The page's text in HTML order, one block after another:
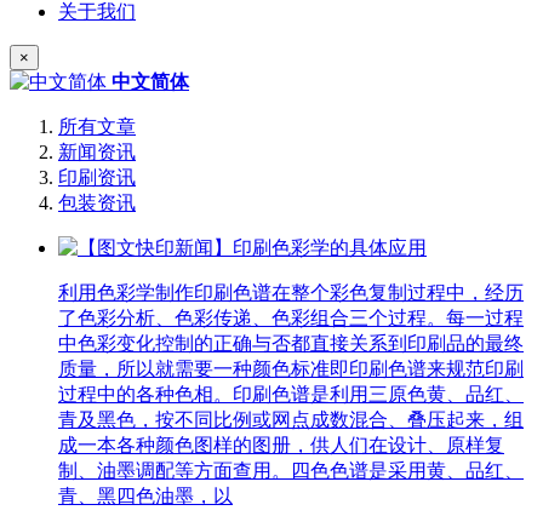
关于我们
×
中文简体
所有文章
新闻资讯
印刷资讯
包装资讯
利用色彩学制作印刷色谱在整个彩色复制过程中，经历
了色彩分析、色彩传递、色彩组合三个过程。每一过程
中色彩变化控制的正确与否都直接关系到印刷品的最终
质量，所以就需要一种颜色标准即印刷色谱来规范印刷
过程中的各种色相。印刷色谱是利用三原色黄、品红、
青及黑色，按不同比例或网点成数混合、叠压起来，组
成一本各种颜色图样的图册，供人们在设计、原样复
制、油墨调配等方面查用。四色色谱是采用黄、品红、
青、黑四色油墨，以